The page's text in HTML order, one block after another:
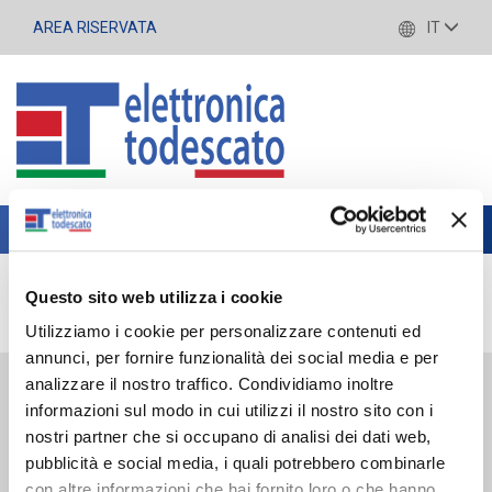
Questo sito web utilizza i cookie
Utilizziamo i cookie per personalizzare contenuti ed
annunci, per fornire funzionalità dei social media e per
analizzare il nostro traffico. Condividiamo inoltre
informazioni sul modo in cui utilizzi il nostro sito con i
nostri partner che si occupano di analisi dei dati web,
pubblicità e social media, i quali potrebbero combinarle
AREA RISERVATA IT
Toggle
navigation
Meccanica di precisione
(Videos)